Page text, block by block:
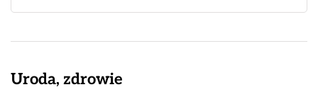
Uroda, zdrowie